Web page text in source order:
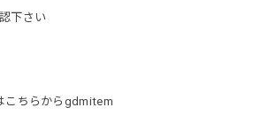
下さい
こちらからgdmitem